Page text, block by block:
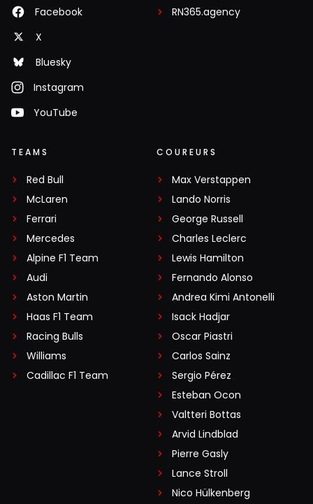
Facebook
X
Bluesky
Instagram
YouTube
RN365.agency
TEAMS
Red Bull
McLaren
Ferrari
Mercedes
Alpine F1 Team
Audi
Aston Martin
Haas F1 Team
Racing Bulls
Williams
Cadillac F1 Team
COUREURS
Max Verstappen
Lando Norris
George Russell
Charles Leclerc
Lewis Hamilton
Fernando Alonso
Andrea Kimi Antonelli
Isack Hadjar
Oscar Piastri
Carlos Sainz
Sergio Pérez
Esteban Ocon
Valtteri Bottas
Arvid Lindblad
Pierre Gasly
Lance Stroll
Nico Hülkenberg